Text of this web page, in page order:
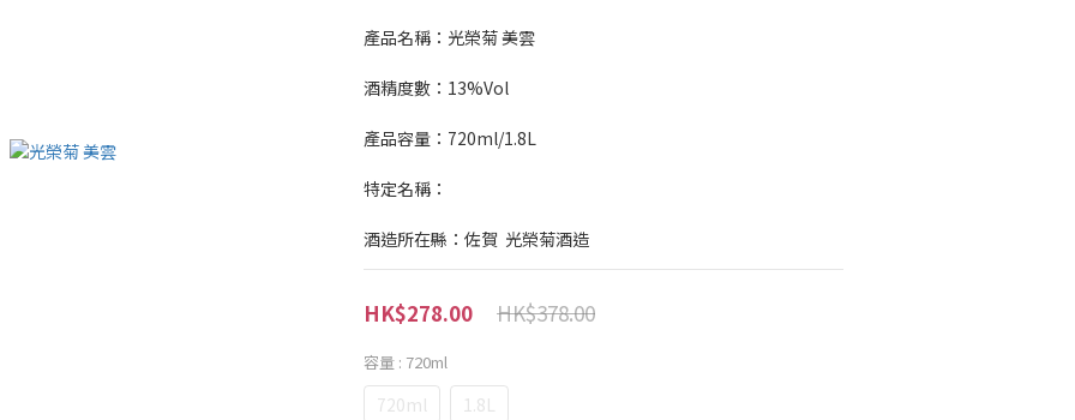
產品名稱：光榮菊 美雲
酒精度數：13%Vol
產品容量：720ml/1.8L
特定名稱：
酒造所在縣：佐賀  光榮菊酒造
HK$378.00
HK$278.00
容量 : 720ml
720ml 1.8L